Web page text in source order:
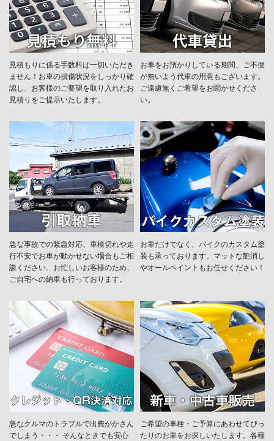
見積もりに係る手数料は一切いただき
ません！お車の損傷状況をしっかり確
認し、お客様のご要望を取り入れたお
見積りをご提示いたします。
お車をお預かりしている期間、ご不便
が無いよう代車の用意もございます。
ご遠慮無くご希望をお聞かせくださ
い。
急な事故での緊急対応、車検切れや走
行不安でお車が動かせない場合もご相
談ください。お忙しいお客様のため、
ご自宅への納車も行っております。
お車だけでなく、バイクのカスタム塗
装も承っております。マットな艶消し
やオールペイントもお任せください！
急なクルマのトラブルで出費がかさん
でしまう・・・ そんなときでも安心
ご希望の車種・ご予算にあわせてぴっ
たりのお車をお探しいたします。各種